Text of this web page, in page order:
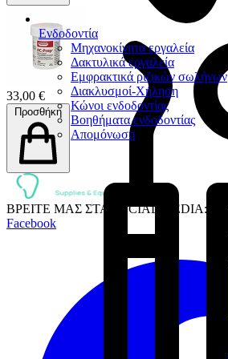
Ενδοδοντία
Μηχανοκίνητα εργαλεία
Δακτυλικά εργαλεία
Εμφρακτικά ριζικών σωλήνων
Διακλυσμοί-Χήληση
Κώνοι ενδοδοντίας
Βοηθήματα ενδοδοντίας
Απομόνωση
33,00 €
Προσθήκη
ΒΡΕΙΤΕ ΜΑΣ ΣΤΑ SOCIAL MEDIA:
Facebook